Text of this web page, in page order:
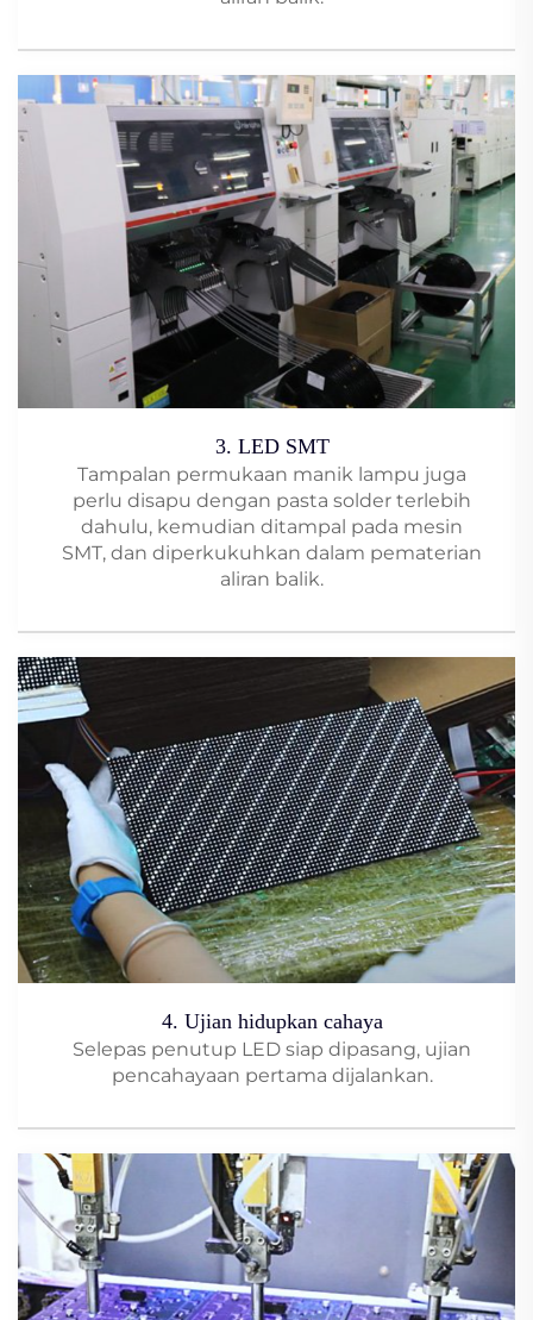
3. LED SMT
Tampalan permukaan manik lampu juga
perlu disapu dengan pasta solder terlebih
dahulu, kemudian ditampal pada mesin
SMT, dan diperkukuhkan dalam pematerian
aliran balik.
4. Ujian hidupkan cahaya
Selepas penutup LED siap dipasang, ujian
pencahayaan pertama dijalankan.